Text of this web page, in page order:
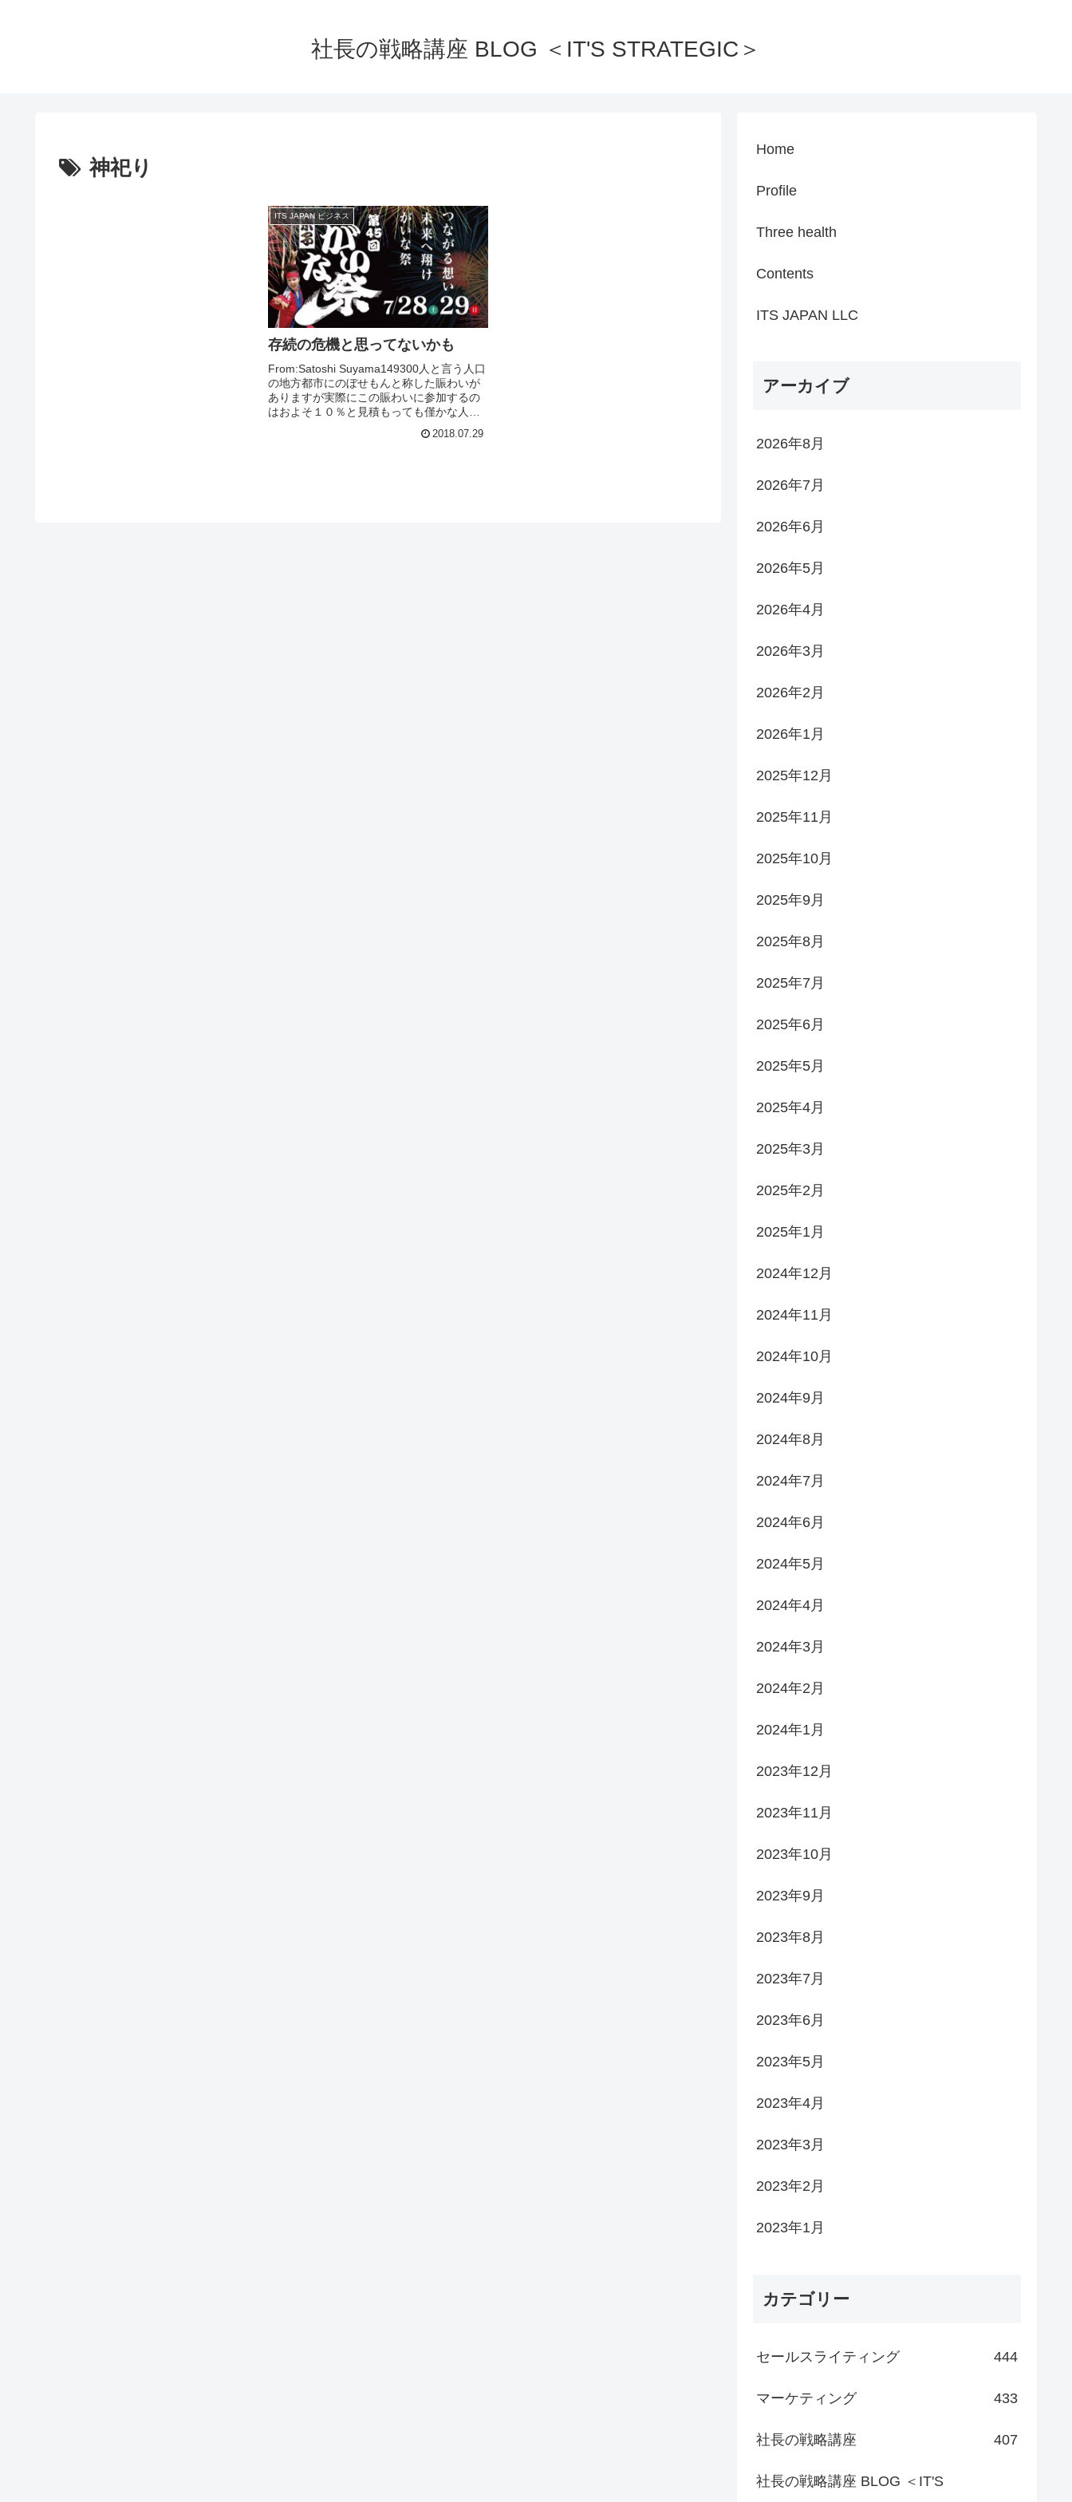
社長の戦略講座 BLOG ＜IT'S STRATEGIC＞
神祀り
ITS JAPAN ビジネス
存続の危機と思ってないかも
From:Satoshi Suyama149300人と言う人口
の地方都市にのぼせもんと称した賑わいが
ありますが実際にこの賑わいに参加するの
はおよそ１０％と見積もっても僅かな人た
０００発の花火を打ち上げる...
2018.07.29
Home
Profile
Three health
Contents
ITS JAPAN LLC
アーカイブ
2026年8月
2026年7月
2026年6月
2026年5月
2026年4月
2026年3月
2026年2月
2026年1月
2025年12月
2025年11月
2025年10月
2025年9月
2025年8月
2025年7月
2025年6月
2025年5月
2025年4月
2025年3月
2025年2月
2025年1月
2024年12月
2024年11月
2024年10月
2024年9月
2024年8月
2024年7月
2024年6月
2024年5月
2024年4月
2024年3月
2024年2月
2024年1月
2023年12月
2023年11月
2023年10月
2023年9月
2023年8月
2023年7月
2023年6月
2023年5月
2023年4月
2023年3月
2023年2月
2023年1月
カテゴリー
セールスライティング 444
マーケティング 433
社長の戦略講座 407
社長の戦略講座 BLOG ＜IT'S